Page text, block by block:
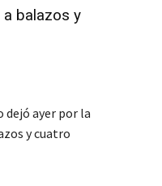
balazos y
dejó ayer por la
y cuatro